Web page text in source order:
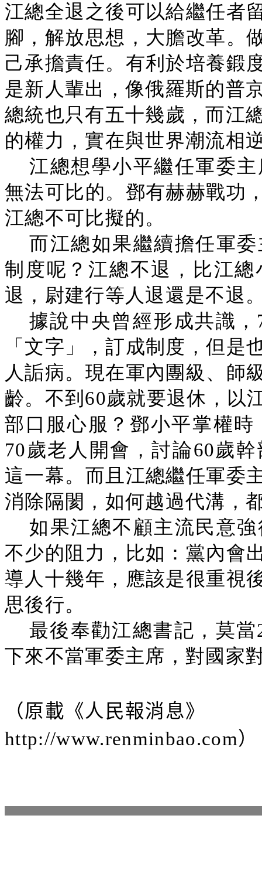
江總全退之後可以給繼任者
腳，解放思想，大膽改革。
己承擔責任。有利於培養鍛
是新人輩出，像俄羅斯的普
總統也只有五十幾歲，而江
的權力，實在與世界潮流相
江總想學小平繼任軍委
無法可比的。鄧有赫赫戰功
江總不可比擬的。
而江總如果繼續擔任軍
制度呢？江總不退，比江
退，尉建行等人退還是不退
據說中央曾經形成共識
「文字」，訂成制度，但是
人詬病。現在軍內團級、師
齡。不到60歲就要退休，以
部口服心服？鄧小平掌權
70歲老人開會，討論60歲
這一幕。而且江總繼任軍委
消除隔閡，如何越過代溝，
如果江總不顧主流民意
不少的阻力，比如：黨內會
導人十幾年，應該是很重視
思後行。
最後奉勸江總書記，莫
下來不當軍委主席，對國家
（原載《人民報消息》
http://www.renminbao.com）